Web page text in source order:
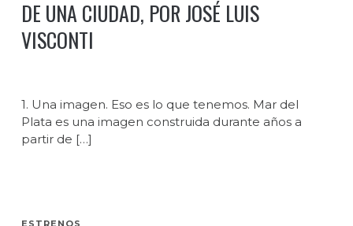
DE UNA CIUDAD, POR JOSÉ LUIS
VISCONTI
1. Una imagen. Eso es lo que tenemos. Mar del
Plata es una imagen construida durante años a
partir de […]